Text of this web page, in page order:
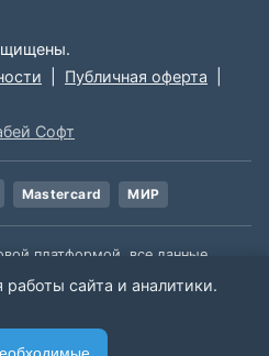
Публичная оферта
Софт
Mastercard МИР
платформой, все данные,
открытых источников. Мы не
данной информации.
📅
сайта и аналитики.